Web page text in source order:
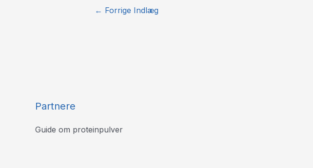
← Forrige Indlæg
Partnere
Guide om proteinpulver